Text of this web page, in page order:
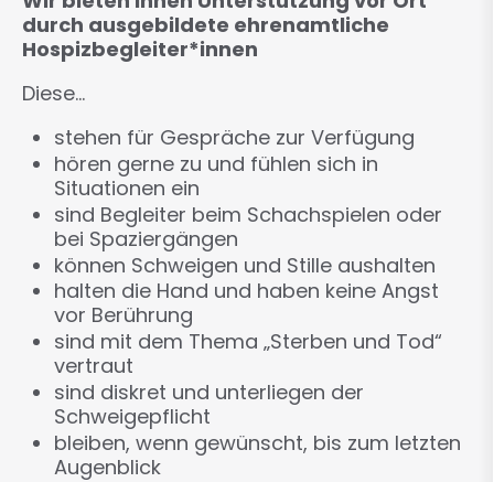
durch ausgebildete ehrenamtliche
Hospizbegleiter*innen
Diese...
stehen für Gespräche zur Verfügung
hören gerne zu und fühlen sich in
Situationen ein
sind Begleiter beim Schachspielen oder
bei Spaziergängen
können Schweigen und Stille aushalten
halten die Hand und haben keine Angst
vor Berührung
sind mit dem Thema „Sterben und Tod“
vertraut
sind diskret und unterliegen der
Schweigepflicht
bleiben, wenn gewünscht, bis zum letzten
Augenblick